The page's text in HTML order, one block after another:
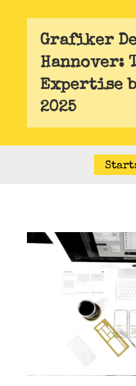
Grafiker
Hannover:
Expertise
2025